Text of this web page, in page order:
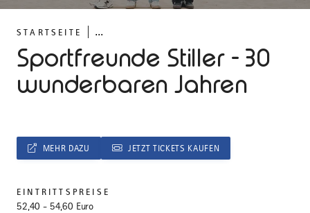
STARTSEITE ...
Sportfreunde Stiller - 30
wunderbaren Jahren
MEHR DAZU JETZT TICKETS KAUFEN
EINTRITTSPREISE
52,40 - 54,60 Euro